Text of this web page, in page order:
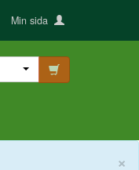
Min sida
×